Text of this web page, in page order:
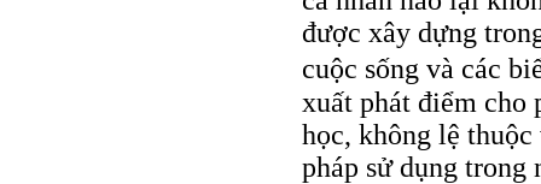
được xây dựng
cuộc sống và các
xuất phát điểm cho
học, không lệ
pháp sử dụng trong